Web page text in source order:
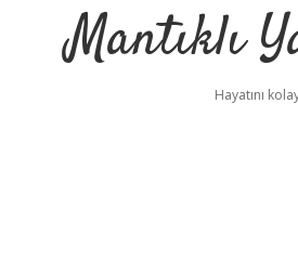
Mantıklı
Hayatını